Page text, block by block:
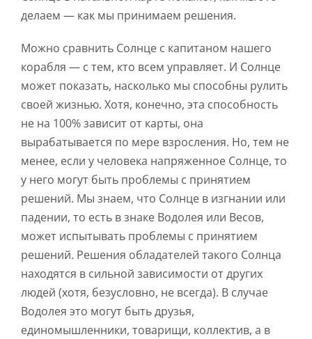
делаем — как мы принимаем решения.
Можно сравнить Солнце с капитаном нашего
корабля — с тем, кто всем управляет. И Солнце
может показать, насколько мы способны рулить
своей жизнью. Хотя, конечно, эта способность
не на 100% зависит от карты, она
вырабатывается по мере взросления. Но, тем не
менее, если у человека напряженное Солнце, то
у него могут быть проблемы с принятием
решений. Мы знаем, что Солнце в изгнании или
падении, то есть в знаке Водолея или Весов,
может испытывать проблемы с принятием
решений. Решения обладателей такого Солнца
находятся в сильной зависимости от других
людей (хотя, безусловно, не всегда). В случае
Водолея это могут быть друзья,
единомышленники, товарищи, коллектив, а в